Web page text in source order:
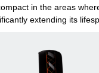
in the areas
extending its